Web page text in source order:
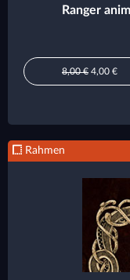
Ranger
8,00 € 4,00 €
Rahmen